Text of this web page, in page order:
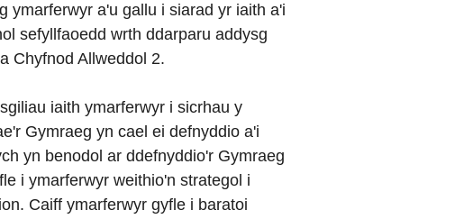
ymarferwyr a'u gallu i siarad yr iaith a'i
sefyllfaoedd wrth ddarparu addysg
Chyfnod Allweddol 2.
iaith ymarferwyr i sicrhau y
Gymraeg yn cael ei defnyddio a'i
yn benodol ar ddefnyddio'r Gymraeg
i ymarferwyr weithio'n strategol i
Caiff ymarferwyr gyfle i baratoi